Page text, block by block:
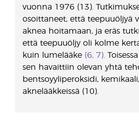
vuonna 1976 (13).
osoittaneet, että teepuuöljyä
aknea hoitamaan, ja eräs
että teepuuöljy oli kolme
kuin lumelääke (6, 7).
sen havaittiin olevan yhtä
bentsoyyliperoksidi,
aknelääkkeissä (10).